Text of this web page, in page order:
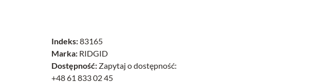
Indeks:83165
Marka: RIDGID
Dostępność: Zapytaj o dostępność:
+48 61 833 02 45